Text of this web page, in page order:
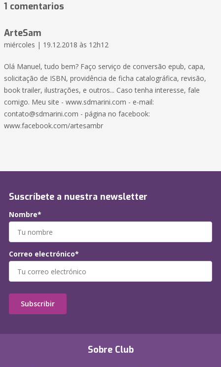
1 comentarios
ArteSam
miércoles | 19.12.2018 às 12h12
Olá Manuel, tudo bem? Faço serviço de conversão epub, capa,
solicitação de ISBN, providência de ficha catalográfica, revisão,
book trailer, ilustrações, e outros... Caso tenha interesse, fale
comigo. Meu site - www.sdmarini.com - e-mail:
contato@sdmarini.com - página no facebook:
www.facebook.com/artesambr
Sobre Club
Suscríbete a nuestra newsletter
Nombre*
Correo electrónico*
Subscribir